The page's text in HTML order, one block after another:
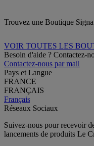
Trouvez une Boutique
VOIR TOUTES LES
Besoin d'aide ? Contactez-
Contactez-nous par mail
Pays et Langue
FRANCE
FRANÇAIS
Français
Réseaux Sociaux
Suivez-nous pour recevoir
lancements de produits Le